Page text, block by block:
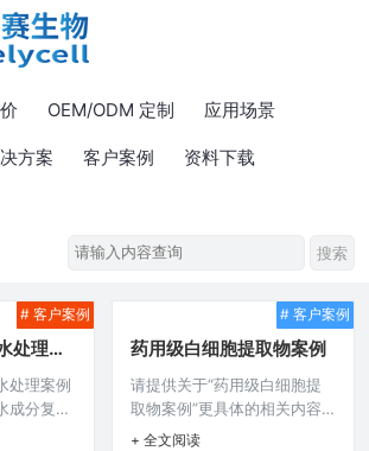
OEM/ODM 定制 应用场景
方案 客户案例 资料下载
# 客户案例
处理案
处理案例
成分复
难题，通
# 客户案例
药用级白细胞提取物案例
请提供关于“药用级白细胞提
取物案例”更具体的相关内容
呀，比如涉及哪些研究机构、
+ 全文阅读